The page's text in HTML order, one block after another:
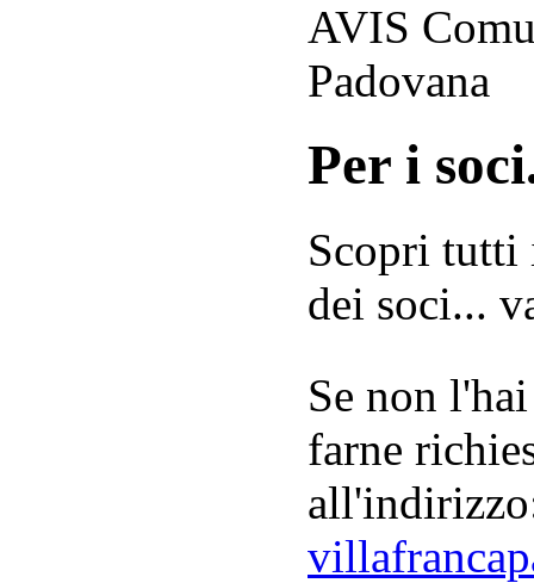
AVIS
Padovana
Per i
Scopri tutti
dei soci...
Se non
farne